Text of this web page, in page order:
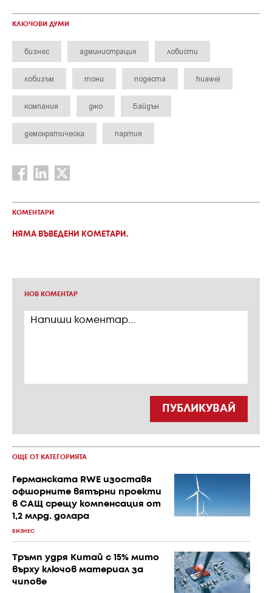
КЛЮЧОВИ ДУМИ
бизнес администрация лобисти
лобизъм тони подеста huawei
компания джо Байдън
демократическа партия
КОМЕНТАРИ
НЯМА ВЪВЕДЕНИ КОМЕТАРИ.
НОВ КОМЕНТАР
ПУБЛИКУВАЙ
ОЩЕ ОТ КАТЕГОРИЯТА
Германската RWE изоставя
офшорните вятърни проекти
в САЩ срещу компенсация от
1,2 млрд. долара
БИЗНЕС
Тръмп удря Китай с 15% мито
върху ключов материал за
чипове